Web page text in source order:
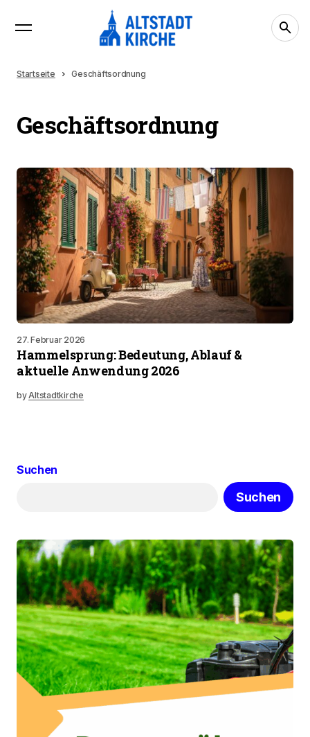
Startseite Geschäftsordnung
Geschäftsordnung
27. Februar 2026
Hammelsprung: Bedeutung, Ablauf &
aktuelle Anwendung 2026
byAltstadtkirche
Suchen
Suchen